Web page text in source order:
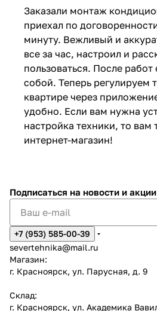
Заказали монтаж
приехал по
минуту. Вежливый и
все за час, настроил и
пользоваться. После работ
собой. Теперь регулируем
квартире через
удобно. Если вам нужна
настройка техники, то вам
интернет-магазин!
Подписаться на новости и акции
+7 (953) 585-00-39
severtehnika@mail.ru
Магазин:
г. Красноярск, ул. Парусная, д. 9
Склад:
г. Красноярск, ул. Академика